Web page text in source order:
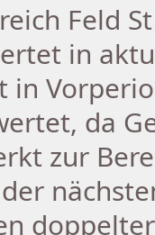
Feld
in
in
da
zur